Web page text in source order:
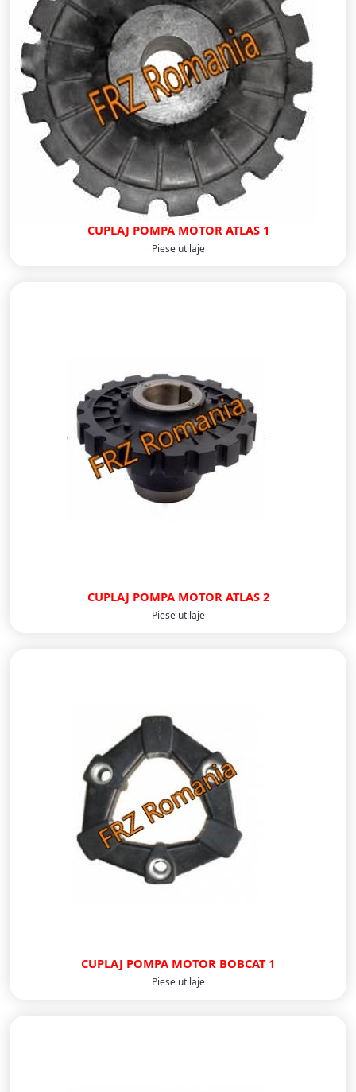
CUPLAJ POMPA MOTOR ATLAS 1
Piese utilaje
CUPLAJ POMPA MOTOR ATLAS 2
Piese utilaje
CUPLAJ POMPA MOTOR BOBCAT 1
Piese utilaje